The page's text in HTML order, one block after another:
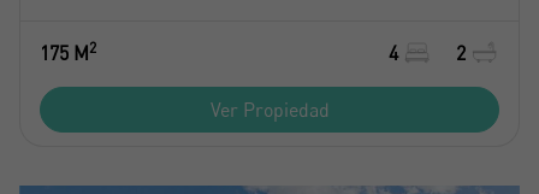
175 M2 4 2
Ver Propiedad